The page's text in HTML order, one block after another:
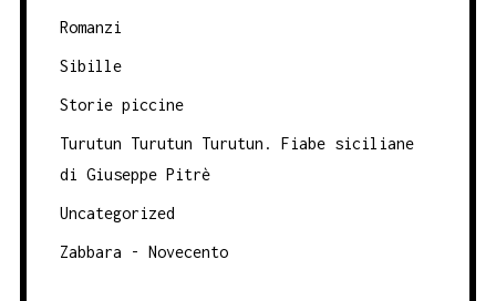
Romanzi
Sibille
Storie piccine
Turutun Turutun Turutun. Fiabe siciliane
di Giuseppe Pitrè
Uncategorized
Zabbara - Novecento